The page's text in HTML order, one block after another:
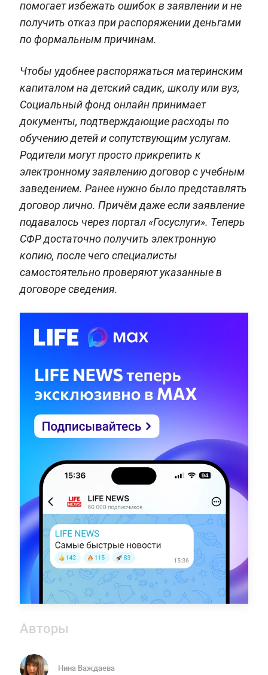
помогает избежать ошибок в заявлении и не
получить отказ при распоряжении деньгами
по формальным причинам.
Чтобы удобнее распоряжаться материнским
капиталом на детский садик, школу или вуз,
Социальный фонд онлайн принимает
документы, подтверждающие расходы по
обучению детей и сопутствующим услугам.
Родители могут просто прикрепить к
электронному заявлению договор с учебным
заведением. Ранее нужно было представлять
договор лично. Причём даже если заявление
подавалось через портал «Госуслуги». Теперь
СФР достаточно получить электронную
копию, после чего специалисты
самостоятельно проверяют указанные в
договоре сведения.
Авторы
Нина Важдаева